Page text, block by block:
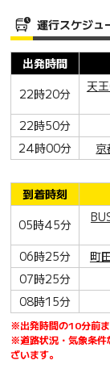
運行スケジュ
出発時間
22時20分
天
22時50分
24時00分
京
到着時刻
05時45分
06時25分
町
07時25分
08時15分
※出発時間の10分前ま
※道路状況・気象条件
ざいます。